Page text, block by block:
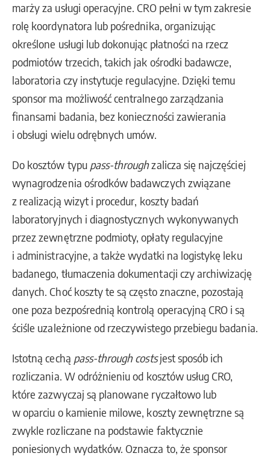
marży za usługi operacyjne. CRO pełni w tym zakresie
rolę koordynatora lub pośrednika, organizując
określone usługi lub dokonując płatności na rzecz
podmiotów trzecich, takich jak ośrodki badawcze,
laboratoria czy instytucje regulacyjne. Dzięki temu
sponsor ma możliwość centralnego zarządzania
finansami badania, bez konieczności zawierania
i obsługi wielu odrębnych umów.
Do kosztów typu pass-throughzalicza się najczęściej
wynagrodzenia ośrodków badawczych związane
z realizacją wizyt i procedur, koszty badań
laboratoryjnych i diagnostycznych wykonywanych
przez zewnętrzne podmioty, opłaty regulacyjne
i administracyjne, a także wydatki na logistykę leku
badanego, tłumaczenia dokumentacji czy archiwizację
danych. Choć koszty te są często znaczne, pozostają
one poza bezpośrednią kontrolą operacyjną CRO i są
ściśle uzależnione od rzeczywistego przebiegu badania.
Istotną cechą pass-through costsjest sposób ich
rozliczania. W odróżnieniu od kosztów usług CRO,
które zazwyczaj są planowane ryczałtowo lub
w oparciu o kamienie milowe, koszty zewnętrzne są
zwykle rozliczane na podstawie faktycznie
poniesionych wydatków. Oznacza to, że sponsor